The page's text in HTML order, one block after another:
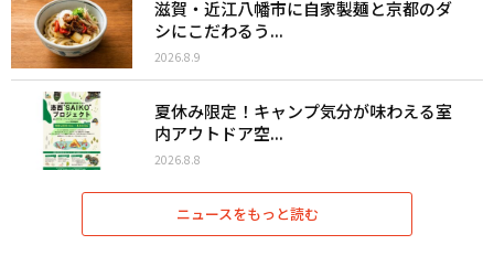
滋賀・近江八幡市に自家製麺と京都のダ
シにこだわるう...
2026.8.9
夏休み限定！キャンプ気分が味わえる室
内アウトドア空...
2026.8.8
ニュースをもっと読む